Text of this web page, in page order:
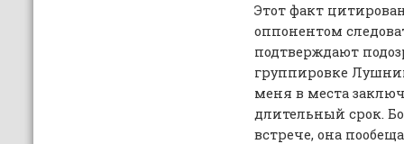
Этот факт
оппонентом
подтверждают
группировке
меня в места
длительный срок.
встрече, она